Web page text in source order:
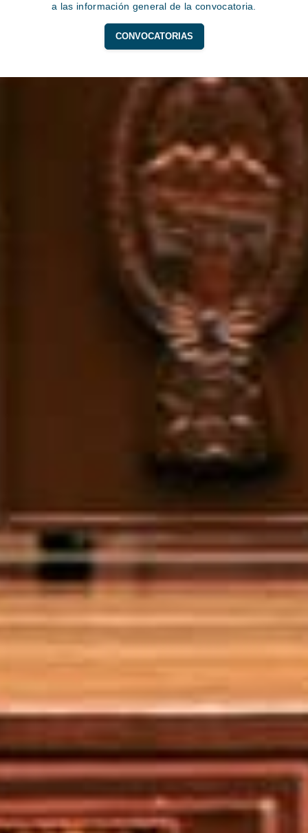
a las información general de la convocatoria.
CONVOCATORIAS